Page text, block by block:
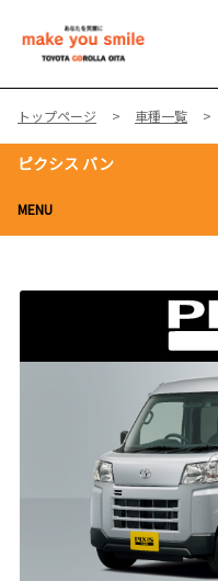
トップページ 車種一覧
ピクシス バン
MENU